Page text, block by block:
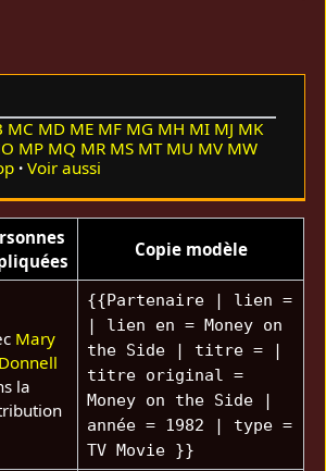
MC MD ME MF MG MH MI MJ MK
MP MQ MR MS MT MU MV MW
Voir aussi
Copie modèle
Mary
la
{{Partenaire | lien =
| lien en = Money on
the Side | titre = |
titre original =
Money on the Side |
année = 1982 | type =
TV Movie }}